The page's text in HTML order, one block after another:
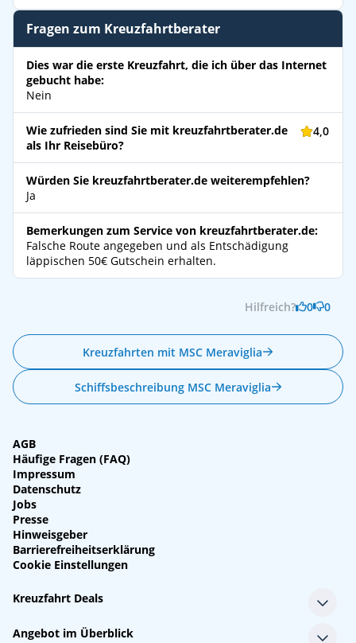
Fragen zum Kreuzfahrtberater
Dies war die erste Kreuzfahrt, die ich über das Internet
gebucht habe:
Nein
Wie zufrieden sind Sie mit kreuzfahrtberater.de
als Ihr Reisebüro?
4,0
Würden Sie kreuzfahrtberater.de weiterempfehlen?
Ja
Bemerkungen zum Service von kreuzfahrtberater.de:
Falsche Route angegeben und als Entschädigung
läppischen 50€ Gutschein erhalten.
Kreuzfahrten mit MSC Meraviglia
Schiffsbeschreibung MSC Meraviglia
Hilfreich? 0 0
AGB
Häufige Fragen (FAQ)
Impressum
Datenschutz
Jobs
Presse
Hinweisgeber
Barrierefreiheitserklärung
Cookie Einstellungen
Kreuzfahrt Deals
Single-Kreuzfahrten
Kreuzfahrt mit Kindern
Angebot im Überblick